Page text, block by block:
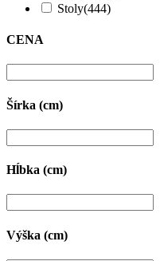
Stoly(444)
CENA
Šírka (cm)
Hĺbka (cm)
Výška (cm)